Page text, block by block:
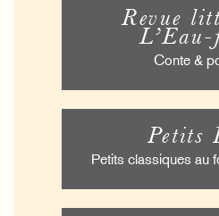
Revue
L’Eau-
Conte &
Petits
Petits classiques au